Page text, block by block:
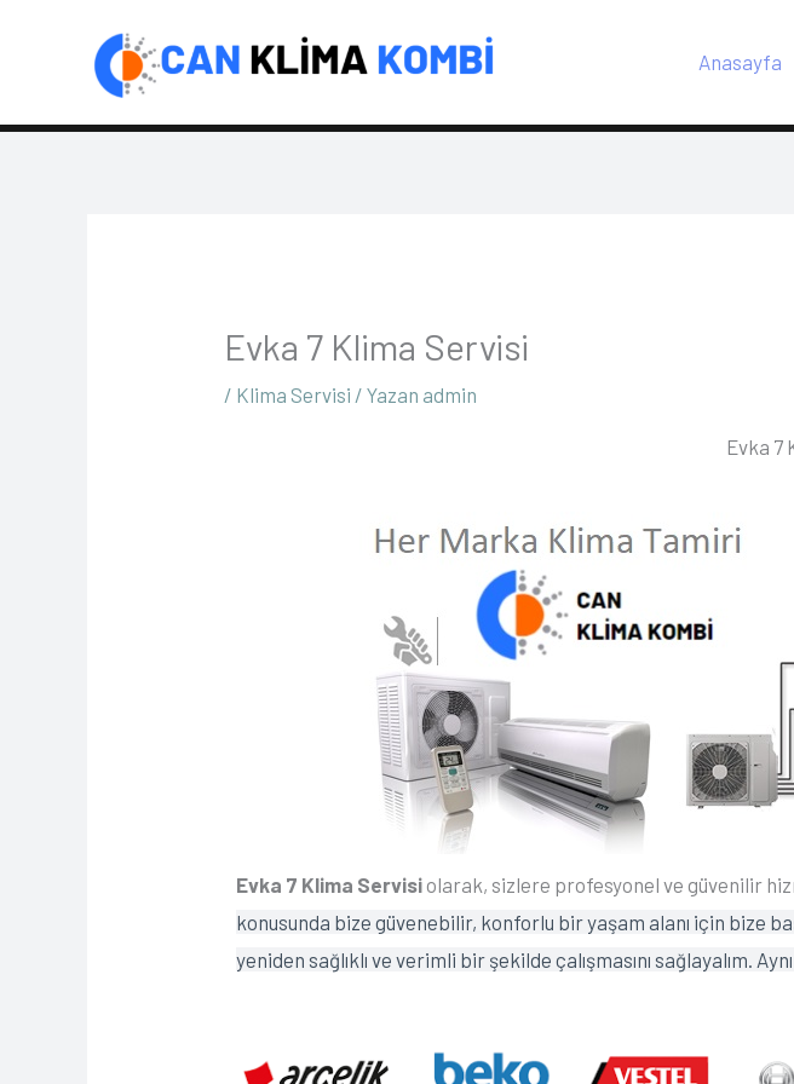
Anasayfa
Evka 7 Klima Servisi
/ Klima Servisi / Yazan admin
Evka 7
Evka 7 Klima Servisi olarak, sizlere profesyonel ve güvenilir
konusunda bize güvenebilir, konforlu bir yaşam alanı için bize
yeniden sağlıklı ve verimli bir şekilde çalışmasını sağlayalım.